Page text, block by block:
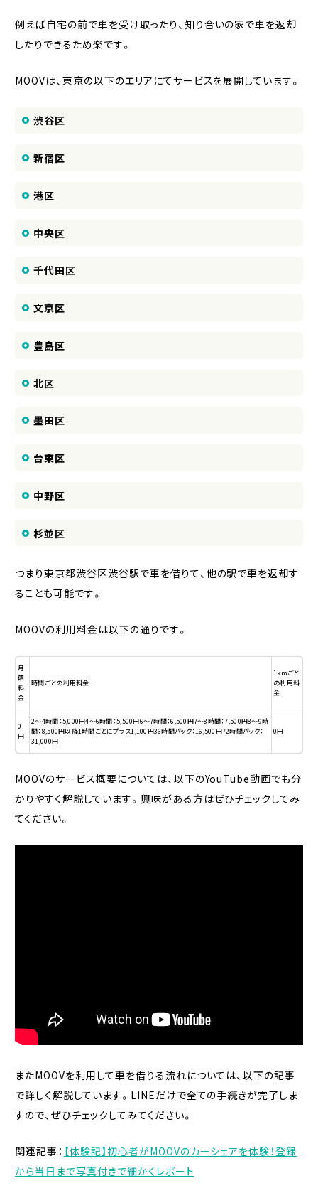
例えば自宅の前で車を受け取ったり、知り合いの家で車を返却
したりできるため楽です。
MOOVは、東京の以下のエリアにてサービスを展開しています。
渋谷区
新宿区
港区
中央区
千代田区
文京区
豊島区
北区
墨田区
台東区
中野区
杉並区
つまり東京都渋谷区渋谷駅で車を借りて、他の駅で車を返却す
ることも可能です。
MOOVの利用料金は以下の通りです。
月
額
料
金
時間ごとの利用料金
1kmごと
の利用料
金
0
円
2〜4時間：5,000円4〜6時間：5,500円6〜7時間：6,500円7〜8時間：7,500円8〜9時
間：8,500円以降1時間ごとにプラス1,100円36時間パック：16,500円72時間パック：
31,000円
0円
MOOVのサービス概要については、以下のYouTube動画でも分
かりやすく解説しています。興味がある方はぜひチェックしてみ
てください。
またMOOVを利用して車を借りる流れについては、以下の記事
で詳しく解説しています。LINEだけで全ての手続きが完了しま
すので、ぜひチェックしてみてください。
関連記事： 【体験記】初心者がMOOVのカーシェアを体験！登録
から当日まで写真付きで細かくレポート